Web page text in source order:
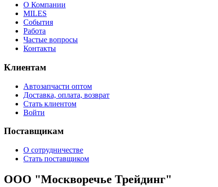
О Компании
MILES
События
Работа
Частые вопросы
Контакты
Клиентам
Автозапчасти оптом
Доставка, оплата, возврат
Стать клиентом
Войти
Поставщикам
О сотрудничестве
Стать поставщиком
ООО "Москворечье Трейдинг"